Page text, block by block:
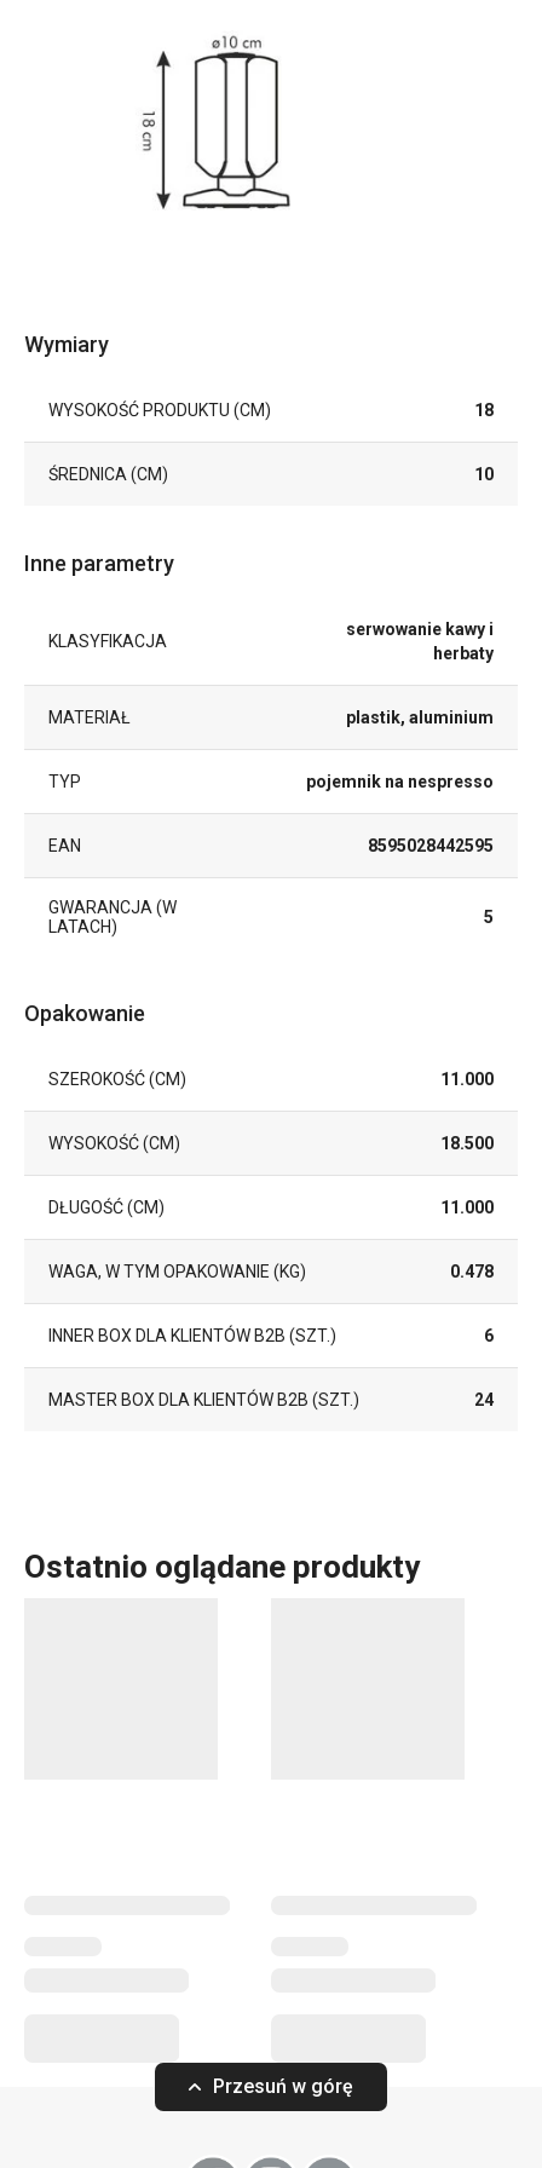
Wymiary
WYSOKOŚĆ PRODUKTU (CM) 18
ŚREDNICA (CM) 10
Inne parametry
KLASYFIKACJA
serwowanie kawy i
herbaty
MATERIAŁ plastik, aluminium
TYP pojemnik na nespresso
EAN 8595028442595
GWARANCJA (W
LATACH)
5
Opakowanie
SZEROKOŚĆ (CM) 11.000
WYSOKOŚĆ (CM) 18.500
DŁUGOŚĆ (CM) 11.000
WAGA, W TYM OPAKOWANIE (KG) 0.478
INNER BOX DLA KLIENTÓW B2B (SZT.) 6
MASTER BOX DLA KLIENTÓW B2B (SZT.) 24
Ostatnio oglądane produkty
Przesuń w górę